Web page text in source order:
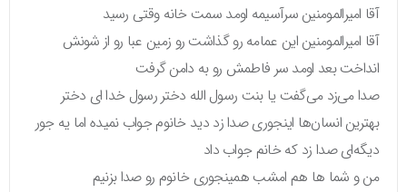
آقا امیرالمومنین سرآسیمه اومد سمت خانه وقتی رسید
آقا امیرالمومنین این عمامه رو گذاشت رو زمین عبا رو از شونش
انداخت بعد اومد سر فاطمش رو به دامن گرفت
صدا می‌زد می‌گفت یا بنت رسول الله دختر رسول خدا ای دختر
بهترین انسان‌ها اینجوری صدا زد دید خانوم جواب نمیده اما یه جور
دیگه‌ای صدا زد که خانم جواب داد
من و شما ها هم امشب همینجوری خانوم رو صدا بزنیم